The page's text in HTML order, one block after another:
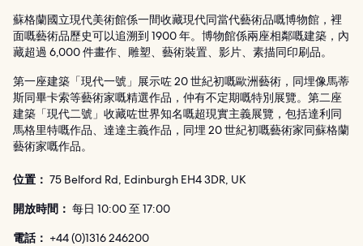
蘇格蘭國立現代美術館係一間收藏現代同當代藝術品嘅博物館，裡
面嘅藝術品歷史可以追溯到 1900 年。博物館係兩座相鄰嘅建築，內
藏超過 6,000 件畫作、雕塑、藝術裝置、影片、素描同印刷品。
第一座建築「現代一號」展示咗 20 世紀初嘅歐洲藝術，同埋像馬蒂
斯同畢卡索等藝術家嘅精選作品，仲有不定期嘅特別展覽。第二座
建築「現代二號」收藏咗世界知名嘅超現實主義展覽，包括達利同
馬格里特嘅作品、達達主義作品，同埋 20 世紀初嘅藝術家同蘇格蘭
藝術家嘅作品。
位置： 75 Belford Rd, Edinburgh EH4 3DR, UK
開放時間： 每日 10:00 至 17:00
電話： +44 (0)1316 246200